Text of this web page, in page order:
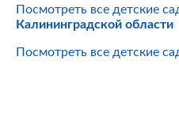
Посмотреть все детские
Калининградской области
Посмотреть все детские